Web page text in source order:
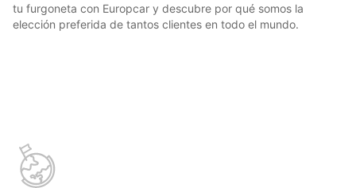
tu furgoneta con Europcar y descubre por qué somos la
elección preferida de tantos clientes en todo el mundo.